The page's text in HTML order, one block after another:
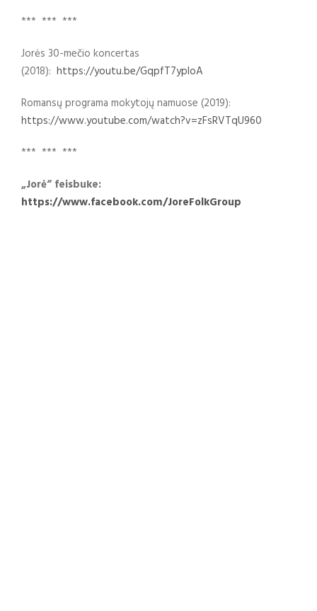
*** *** ***
Jorės 30-mečio koncertas
(2018): https://youtu.be/GqpfT7yploA
Romansų programa mokytojų namuose (2019):
https://www.youtube.com/watch?v=zFsRVTqU960
*** *** ***
„Jorė“ feisbuke:
https://www.facebook.com/JoreFolkGroup